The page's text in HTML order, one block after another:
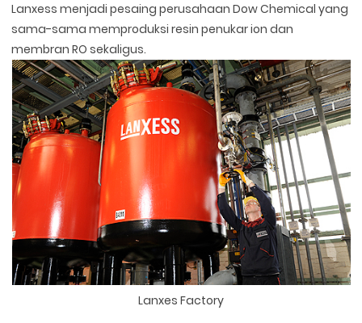
Lanxess menjadi pesaing perusahaan Dow Chemical yang
sama-sama memproduksi resin penukar ion dan
membran RO sekaligus.
Lanxes Factory